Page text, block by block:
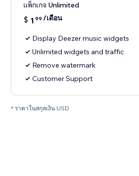
แพ็กเกจ Unlimited
$ 1 99 /เดือน
Display Deezer music widgets
Unlimited widgets and traffic
Remove watermark
Customer Support
* ราคาในสกุลเงิน USD